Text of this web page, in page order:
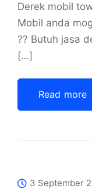
Derek mobil
Mobil anda
?? Butuh jasa
[…]
Read more
3 September